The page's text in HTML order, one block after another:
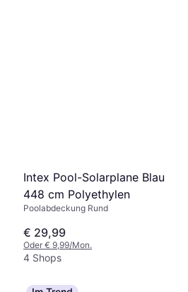
Intex Pool-Solarplane Blau
448 cm Polyethylen
Poolabdeckung Rund
€ 29,99
Oder € 9,99/Mon.
4 Shops